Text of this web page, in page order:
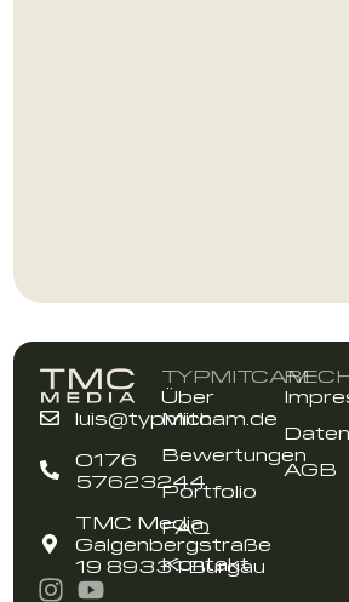
luis@typmitcam.de
0176
57623244
TMC Media
Galgenbergstraße
19 89331 Burgau
TYPMITCAM
Über
Mich
Bewertungen
Portfolio
FAQ
Kontakt
AGB